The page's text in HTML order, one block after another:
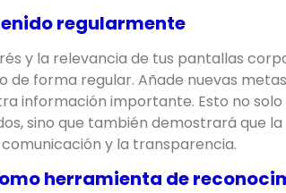
regularmente
y la relevancia de tus pantallas
de forma regular. Añade nuevas
información importante. Esto no
sino que también demostrará que
y la transparencia.
herramienta de